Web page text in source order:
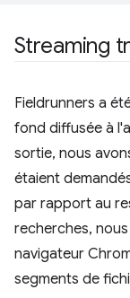
Streaming
Fieldrunners a
fond diffusée à
sortie, nous
étaient
par rapport au
recherches,
navigateur
segments de